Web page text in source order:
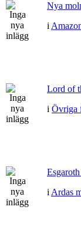
Nya
i
Lord of
i Övriga
i Ardas